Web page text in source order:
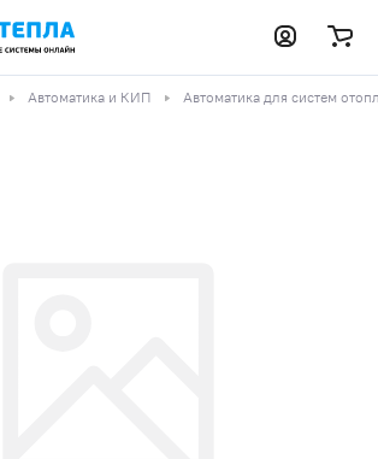
Автоматика и КИП Автоматика для систем